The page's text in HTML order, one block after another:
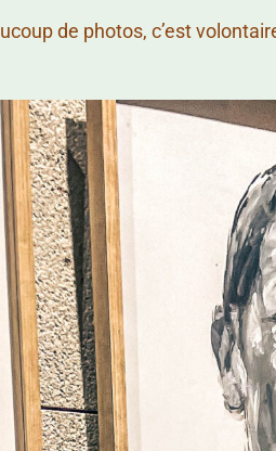
de photos, c’est